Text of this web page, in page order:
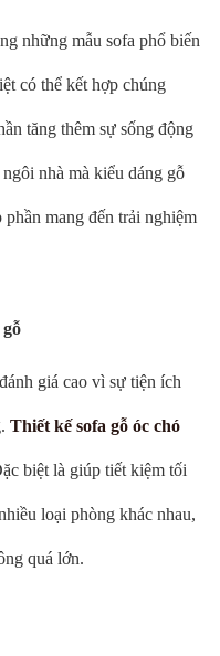
những mẫu sofa phổ biến
có thể kết hợp chúng
tăng thêm sự sống động
nhà mà kiểu dáng gỗ
mang đến trải nghiệm
giá cao vì sự tiện ích
Thiết kế sofa gỗ óc chó
biệt là giúp tiết kiệm tối
loại phòng khác nhau,
quá lớn.